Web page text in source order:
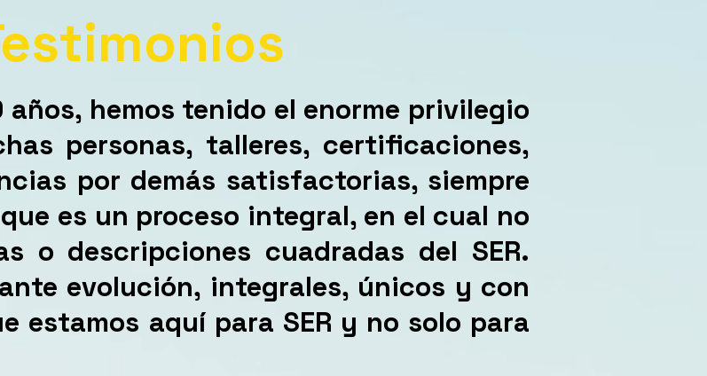
años, hemos tenido el enorme privilegio
personas, talleres, certificaciones,
por demás satisfactorias, siempre
es un proceso integral, en el cual no
o descripciones cuadradas del SER.
evolución, integrales, únicos y con
estamos aquí para SER y no solo para